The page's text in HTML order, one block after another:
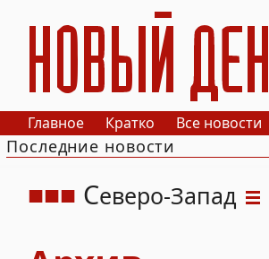
РИА Новый День
Главное Кратко Все новости
Последние новости
Северо-Запад